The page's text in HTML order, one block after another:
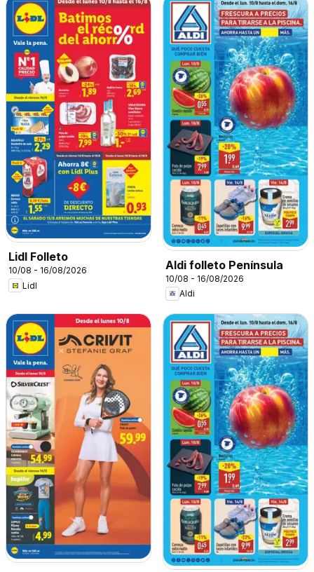
Lidl Folleto
10/08 - 16/08/2026
Lidl
Aldi folleto Península
10/08 - 16/08/2026
Aldi